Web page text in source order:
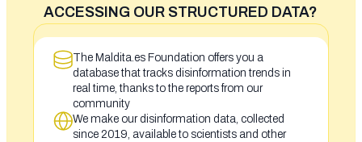
ACCESSING OUR STRUCTURED DATA?
The Maldita.es Foundation offers you a
database that tracks disinformation trends in
real time, thanks to the reports from our
community
We make our disinformation data, collected
since 2019, available to scientists and other